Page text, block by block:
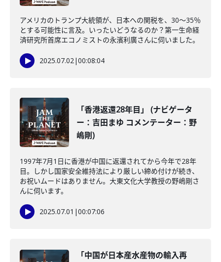
アメリカのトランプ大統領が、日本への関税を、30〜35％
とする可能性に言及。いったいどうなるのか？第一生命経
済研究所首席エコノミストの永濱利廣さんに伺いました。
2025.07.02|00:08:04
「香港返還28年目」 (ナビゲータ
ー：吉田まゆ コメンテーター：野
嶋剛)
1997年7月1日に香港が中国に返還されてから今年で28年
目。しかし国家安全維持法により厳しい締め付けが続き、
お祝いムードはありません。大東文化大学教授の野嶋剛さ
んに伺います。
2025.07.01 |00:07:06
「中国が日本産水産物の輸入再